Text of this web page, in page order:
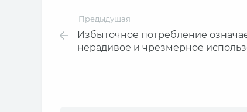
Предыдущая
Избыточное потребление
нерадивое и чрезмерное